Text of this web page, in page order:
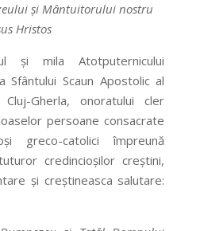
și Mântuitorului nostru
Hristos
și mila Atotputernicului
Sfântului Scaun Apostolic al
Gherla, onoratului cler
persoane consacrate
greco-catolici împreună
credincioșilor creștini,
și creștineasca salutare: